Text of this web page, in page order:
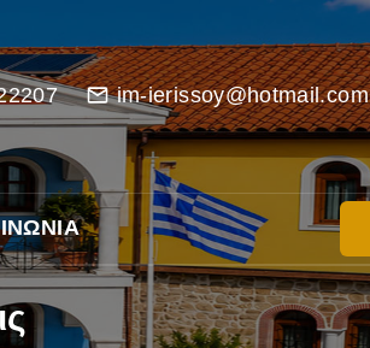
im-ierissoy@hotmail.com